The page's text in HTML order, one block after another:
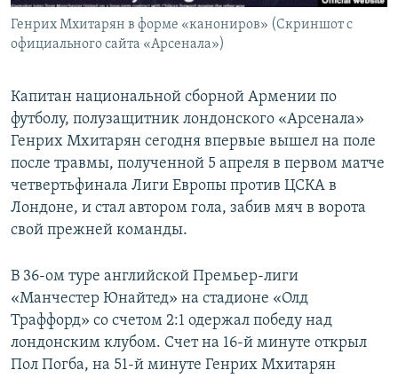
Все сайты Радио Азатутюн
Генрих Мхитарян в форме «канониров» (Скриншот с
официального сайта «Арсенала»)
Капитан национальной сборной Армении по
футболу, полузащитник лондонского «Арсенала»
Генрих Мхитарян сегодня впервые вышел на поле
после травмы, полученной 5 апреля в первом матче
четвертьфинала Лиги Европы против ЦСКА в
Лондоне, и стал автором гола, забив мяч в ворота
свой прежней команды.
В 36-ом туре английской Премьер-лиги
«Манчестер Юнайтед» на стадионе «Олд
Траффорд» со счетом 2:1 одержал победу над
лондонским клубом. Счет на 16-й минуте открыл
Пол Погба, на 51-й минуте Генрих Мхитарян